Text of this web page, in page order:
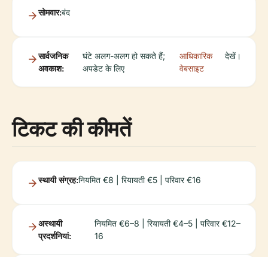
सोमवार:बंद
सार्वजनिक
अवकाश:
घंटे अलग-अलग हो सकते हैं;
अपडेट के लिए
आधिकारिक
वेबसाइट
देखें।
टिकट की कीमतें
स्थायी संग्रह:नियमित €8 | रियायती €5 | परिवार €16
अस्थायी
प्रदर्शनियां:
नियमित €6–8 | रियायती €4–5 | परिवार €12–
16